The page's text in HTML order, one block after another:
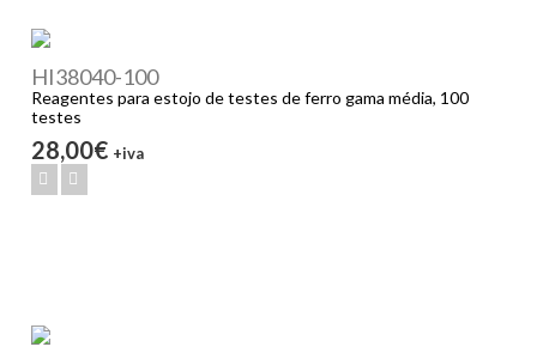
HI38040-100
Reagentes para estojo de testes de ferro gama média, 100
testes
28,00€ +iva